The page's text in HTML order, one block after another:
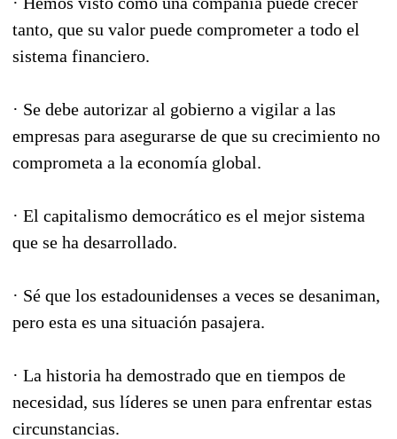
tanto, que su valor puede comprometer a todo el
sistema financiero.
· Se debe autorizar al gobierno a vigilar a las
empresas para asegurarse de que su crecimiento no
comprometa a la economía global.
· El capitalismo democrático es el mejor sistema
que se ha desarrollado.
· Sé que los estadounidenses a veces se desaniman,
pero esta es una situación pasajera.
· La historia ha demostrado que en tiempos de
necesidad, sus líderes se unen para enfrentar estas
circunstancias.